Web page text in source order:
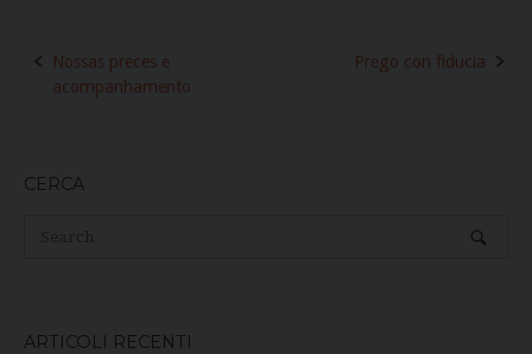
Post
navigation
Nossas preces e
acompanhamento
Prego con fiducia
CERCA
ARTICOLI RECENTI